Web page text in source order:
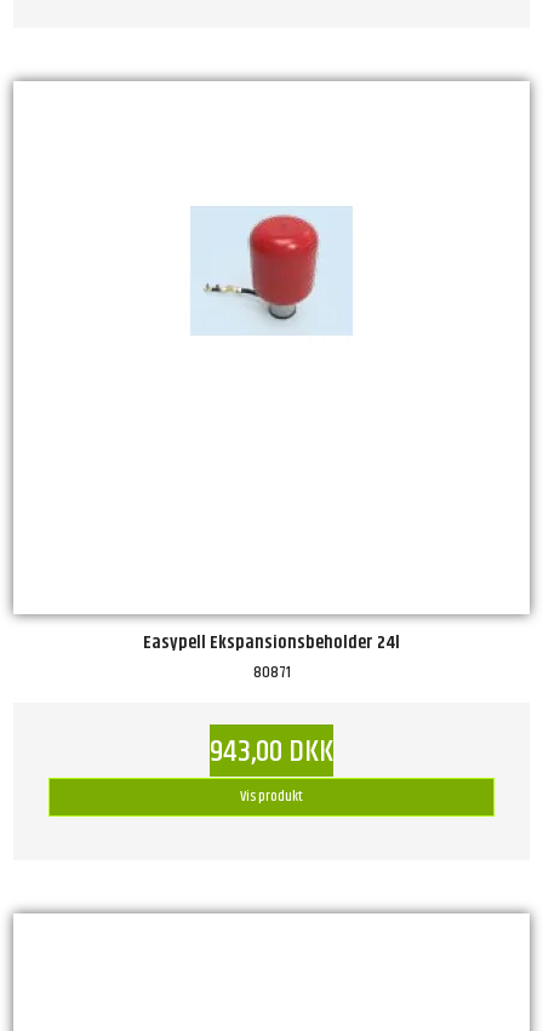
Easypell Ekspansionsbeholder 24l
80871
943,00 DKK
Vis produkt